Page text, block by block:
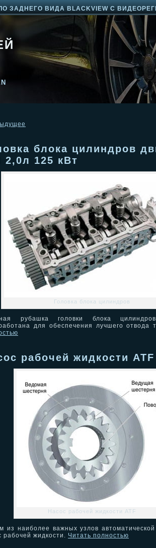
ЗАДНЕГО ВИДА BLACKVIEW С
блока цилиндров
2,0л 125 кВт
Головка блока цилиндров
рубашка головки блока
для обеспечения лучшего отвода
рабочей жидкости ATF
Насос рабочей жидкости ATF
из наиболее важных узлов
рабочей жидкости. Читать полностью